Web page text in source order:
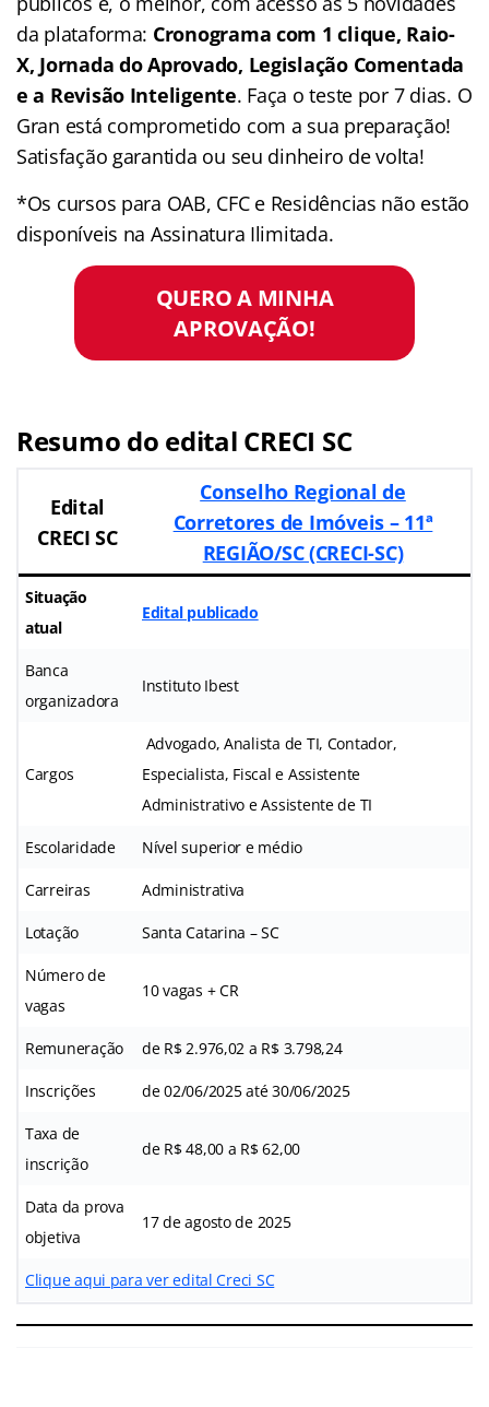
da plataforma: Cronograma com 1 clique, Raio-
X, Jornada do Aprovado, Legislação Comentada
e a Revisão Inteligente. Faça o teste por 7 dias. O
Gran está comprometido com a sua preparação!
Satisfação garantida ou seu dinheiro de volta!
*Os cursos para OAB, CFC e Residências não estão
disponíveis na Assinatura Ilimitada.
QUERO A MINHA
APROVAÇÃO!
Resumo do edital CRECI SC
Edital
CRECI SC
Conselho Regional de
Corretores de Imóveis – 11ª
REGIÃO/SC (CRECI-SC)
Situação
atual
Edital publicado
Banca
organizadora
Instituto Ibest
Cargos
Advogado, Analista de TI, Contador,
Especialista, Fiscal e Assistente
Administrativo e Assistente de TI
Escolaridade Nível superior e médio
Carreiras Administrativa
Lotação Santa Catarina – SC
Número de
vagas
10 vagas + CR
Remuneração de R$ 2.976,02 a R$ 3.798,24
Inscrições de 02/06/2025 até 30/06/2025
Taxa de
inscrição
de R$ 48,00 a R$ 62,00
Data da prova
objetiva
17 de agosto de 2025
Clique aqui para ver edital Creci SC